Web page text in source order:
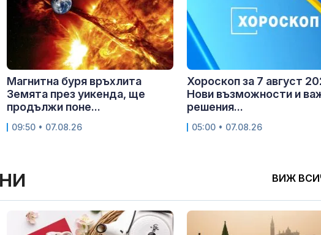
Магнитна буря връхлита
Земята през уикенда, ще
продължи поне...
09:50 • 07.08.26
Хороскоп за 7 август
Нови възможности и
решения...
05:00 • 07.08.26
ВИЖ